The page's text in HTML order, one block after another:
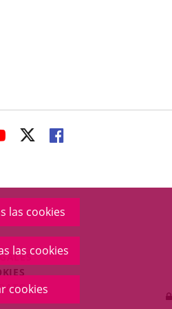
las cookies
las cookies
cookies
ENLACE
APLICACIÓN
EXTERNA.
ENLACE
APLICACIÓN
EXTERNA.
ENLACE
APLICACIÓN
EXTERNA.